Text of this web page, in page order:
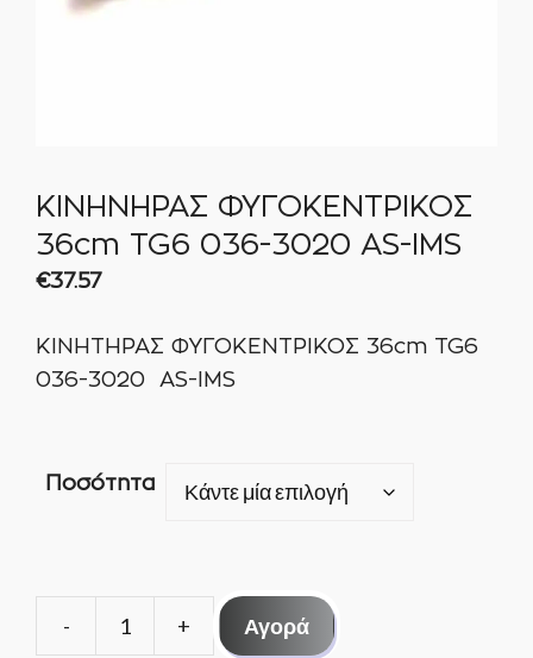
ΚΙΝΗΝΗΡΑΣ ΦΥΓΟΚΕΝΤΡΙΚΟΣ
36cm TG6 036-3020 AS-IMS
€37.57
ΚΙΝΗΤΗΡΑΣ ΦΥΓΟΚΕΝΤΡΙΚΟΣ 36cm TG6
036-3020 AS-IMS
Ποσότητα
ΚΙΝΗΝΗΡΑΣ
Αγορά